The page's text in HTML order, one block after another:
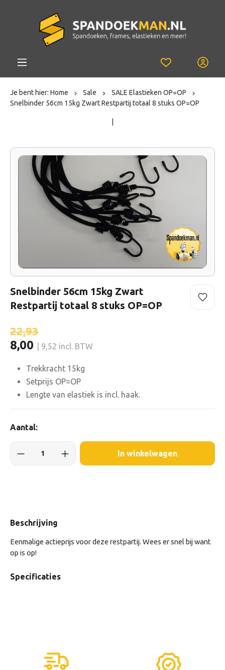
Je bent hier: Home Sale
SALE Elastieken OP=OP
Snelbinder 56cm 15kg Zwart Restpartij totaal 8 stuks OP=OP
Snelbinder 56cm 15kg Zwart
Restpartij totaal 8 stuks OP=OP
8,00 | 9,52 incl. BTW
22,93
Trekkracht 15kg
Setprijs OP=OP
Lengte van elastiek is incl. haak.
Aantal:
In winkelwagen
Beschrijving
Eenmalige actieprijs voor deze restpartij. Wees er snel bij want
op is op!
Specificaties